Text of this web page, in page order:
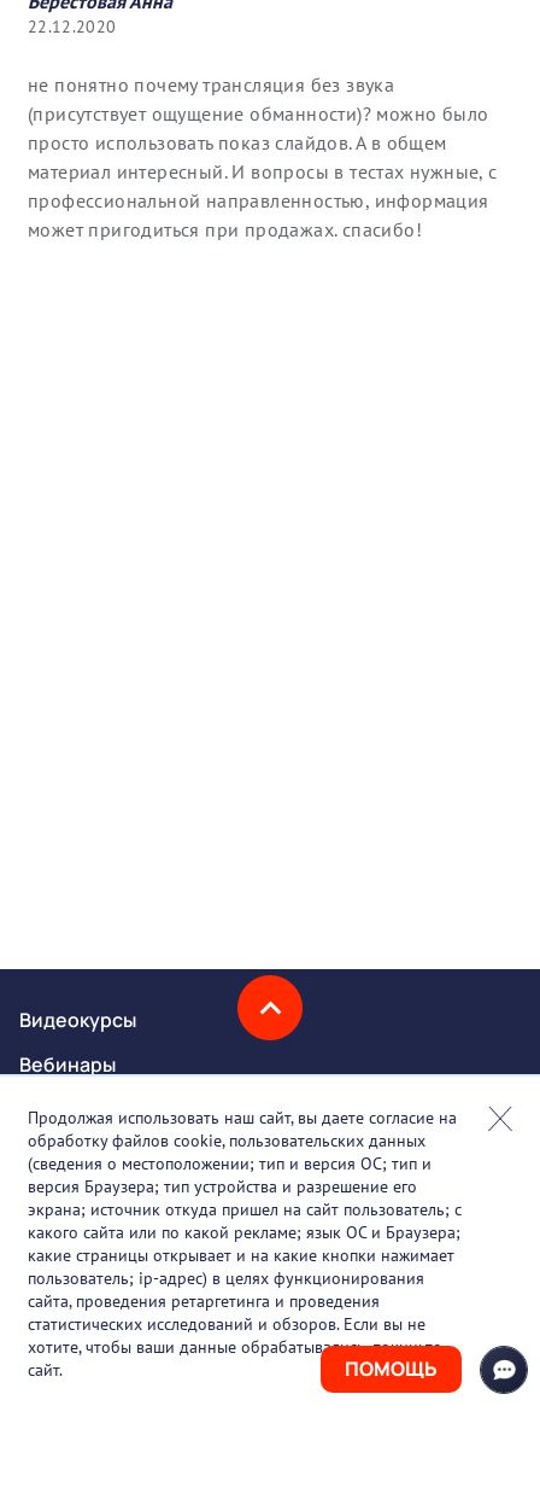
ПОМОЩЬ
22.12.2020
не понятно почему трансляция без звука
(присутствует ощущение обманности)? можно было
просто использовать показ слайдов. А в общем
материал интересный. И вопросы в тестах нужные, с
профессиональной направленностью, информация
может пригодиться при продажах. спасибо!
Видеокурсы
Вебинары
Онлайн-события
Партнеры
О проекте
Вакансии
Блог
Контакты
Продолжая использовать наш сайт, вы даете согласие на
обработку файлов cookie, пользовательских данных
(сведения о местоположении; тип и версия ОС; тип и
версия Браузера; тип устройства и разрешение его
экрана; источник откуда пришел на сайт пользователь; с
какого сайта или по какой рекламе; язык ОС и Браузера;
какие страницы открывает и на какие кнопки нажимает
пользователь; ip-адрес) в целях функционирования
сайта, проведения ретаргетинга и проведения
статистических исследований и обзоров. Если вы не
хотите, чтобы ваши данные обрабатывались, покиньте
сайт.